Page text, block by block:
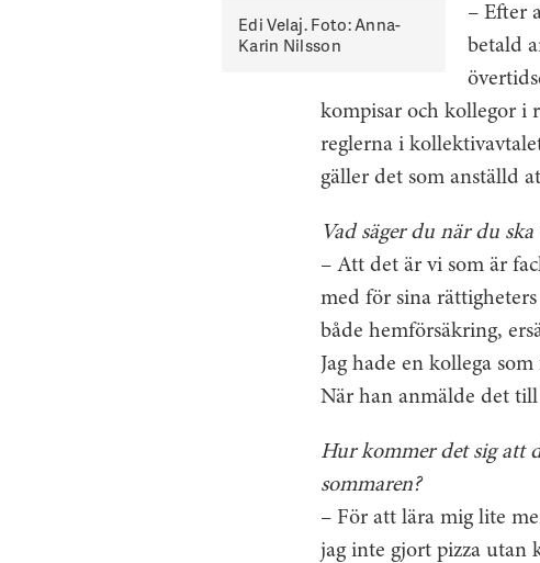
Edi Velaj. Foto: Anna-
Karin Nilsson
– Efter
betald
kompisar och kollegor i
reglerna i
gäller det som anställd
Vad säger du när du
– Att det är vi som är
med för sina
både hemförsäkring,
Jag hade en kollega
När han anmälde det
Hur kommer det sig att
sommaren?
– För att lära mig lite
jag inte gjort pizza utan